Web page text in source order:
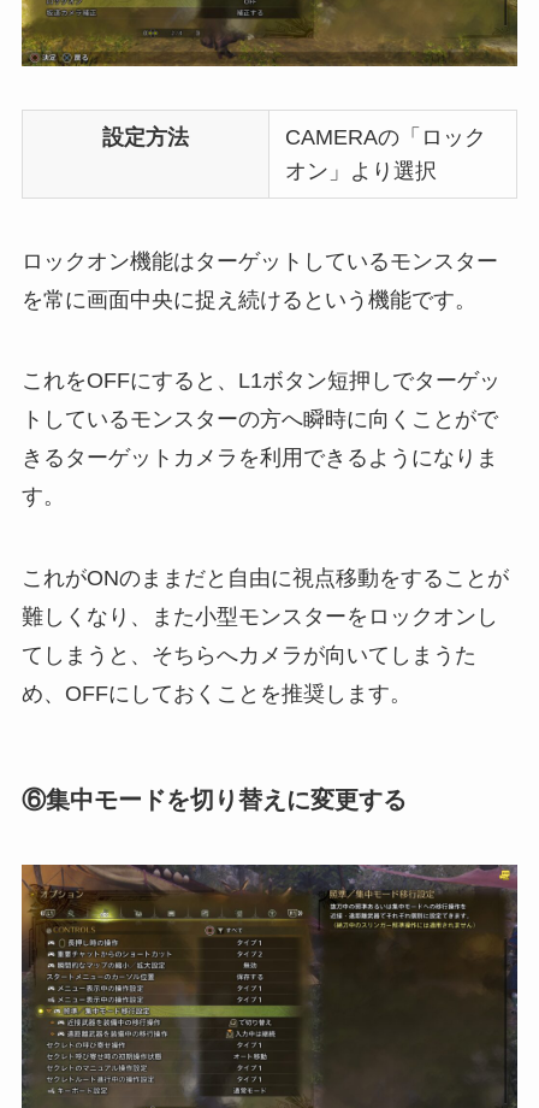
設定方法
CAMERAの「ロック
オン」より選択
ロックオン機能はターゲットしているモンスター
を常に画面中央に捉え続けるという機能です。
これをOFFにすると、L1ボタン短押しでターゲッ
トしているモンスターの方へ瞬時に向くことがで
きるターゲットカメラを利用できるようになりま
す。
これがONのままだと自由に視点移動をすることが
難しくなり、また小型モンスターをロックオンし
てしまうと、そちらへカメラが向いてしまうた
め、OFFにしておくことを推奨します。
⑥集中モードを切り替えに変更する